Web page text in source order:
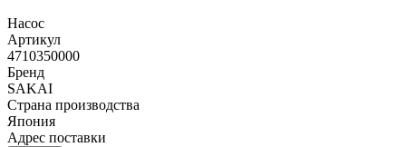
Насос
Артикул
4710350000
Бренд
SAKAI
Страна производства
Япония
Адрес поставки